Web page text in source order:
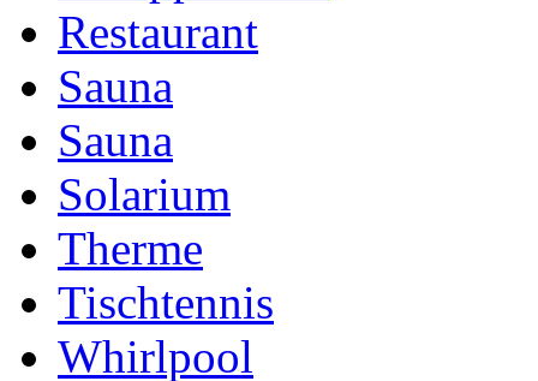
Restaurant
Sauna
Sauna
Solarium
Therme
Tischtennis
Whirlpool